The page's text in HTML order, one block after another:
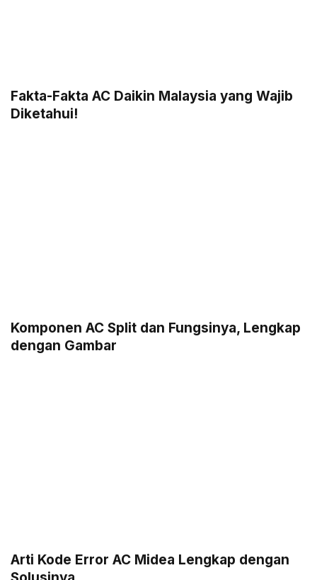
Fakta-Fakta AC Daikin Malaysia yang Wajib
Diketahui!
Komponen AC Split dan Fungsinya, Lengkap
dengan Gambar
Arti Kode Error AC Midea Lengkap dengan